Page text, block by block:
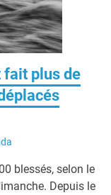
fait plus de
blessés, selon le
Depuis le